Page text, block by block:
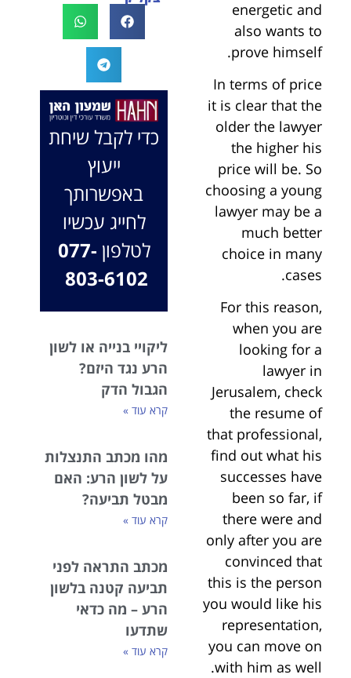
energetic and
also wants to
prove himself.
In terms of price
it is clear that the
older the lawyer
the higher his
price will be. So
choosing a young
lawyer may be a
much better
choice in many
cases.
For this reason,
when you are
looking for a
lawyer in
Jerusalem, check
the resume of
that professional,
find out what his
successes have
been so far, if
there were and
only after you are
convinced that
this is the person
you would like his
representation,
you can move on
with him as well.
המקרה, הוא
החליט לייצג אותי
בלי לחשוב
פעמיים, הקשיב
לי ולקח את התיק
שלי פרו בונו מכל
הלב.
לעמוד לצידך,
במיוחד בתיק לא
פשוט, ומאחלים
לך המון הצלחה
בהמשך. תמיד
כאן בשבילך.
בברכה, משרד
עו"ד שמעון האן
ונוטריון
כדי לקבל שיחת
ייעוץ
באפשרותך
לחייג עכשיו
לטלפון 077-
803-6102
ליקויי בנייה או לשון
הרע נגד היזם?
הגבול הדק
קרא עוד »
מהו מכתב התנצלות
על לשון הרע: האם
מבטל תביעה?
קרא עוד »
מכתב התראה לפני
תביעה קטנה בלשון
הרע – מה כדאי
שתדעו
קרא עוד »